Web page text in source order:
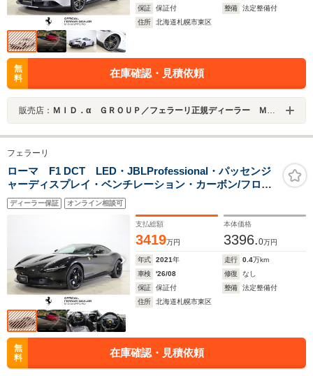
保証
保証付 整備
法定整備付
住所
北海道札幌市東区
無
料
在庫確認・見積依頼
販売店： ＭＩＤ．α ＧＲＯＵＰ／フェラーリ正規ディーラー ＭＩＤ Ｓａｐｐｏｒｏ／株式会社ＭＩＤ ＡＬＦＡ
フェラーリ
ローマ F1 DCT LED・JBLProfessional・パッセンジ
ャーディスプレイ・ベンチレーション・カーボン/フロン
ト・サイド・リア・ハンドル・インテリアペネル・パド
ルシフト
ディーラー保証 オンライン相談可
支払総額
3419万円
本体価格
3396.0万円
年式 2021年 走行 0.4万km
車検
'26/08 修復
なし
保証
保証付 整備
法定整備付
住所
北海道札幌市東区
無
料
在庫確認・見積依頼